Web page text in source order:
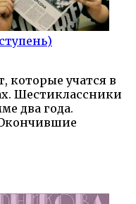
которые учатся в
Шестиклассники
два года.